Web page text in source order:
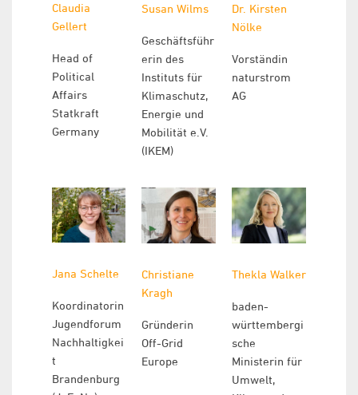
Claudia
Gellert
Head of
Political
Affairs
Statkraft
Germany
Susan Wilms
Geschäftsführ
erin des
Instituts für
Klimaschutz,
Energie und
Mobilität e.V.
(IKEM)
Dr. Kirsten
Nölke
Vorständin
naturstrom
AG
Jana Schelte
Koordinatorin
Jugendforum
Nachhaltigkei
t
Brandenburg
Christiane
Kragh
Gründerin
Off-Grid
Europe
Thekla Walker
baden-
württembergi
sche
Ministerin für
Umwelt,